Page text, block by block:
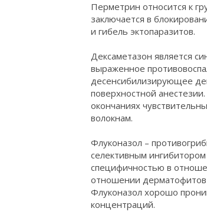
Перметрин относится к
заключается в
и гибель эктопаразитов.
Дексаметазон является
выраженное
десенсибилизирующее
поверхностной
окончаниях
волокнам.
Флуконазол –
селективным
специфичностью в
отношении дерматофитов
Флуконазол хорошо
концентраций.